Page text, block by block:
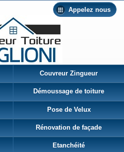
Appelez nous
Couvreur Zingueur
Démoussage de toiture
Pose de Velux
Rénovation de façade
Etanchéité